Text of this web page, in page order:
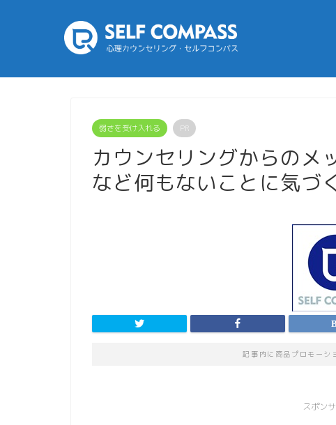
弱さを受け入れる PR
カウンセリングからのメ
など何もないことに気づ
記事内に商品プロモーシ
スポン